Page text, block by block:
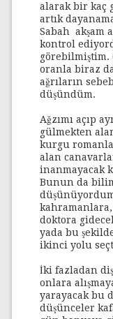
alarak bir kaç
artık
Sabah akşam
kontrol
görebilmiştim.
oranla biraz
ağrıların
düşündüm.
Ağzımı açıp
gülmekten
kurgu
alan
inanmayacak
Bunun da
doktora
yada bu
ikinci yolu
İki fazladan
onlara
yarayacak bu
düşünceler